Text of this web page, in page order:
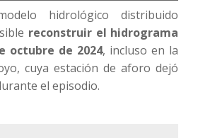
hidrológico distribuido
reconstruir el hidrograma
octubre de 2024, incluso en la
cuya estación de aforo dejó
el episodio.